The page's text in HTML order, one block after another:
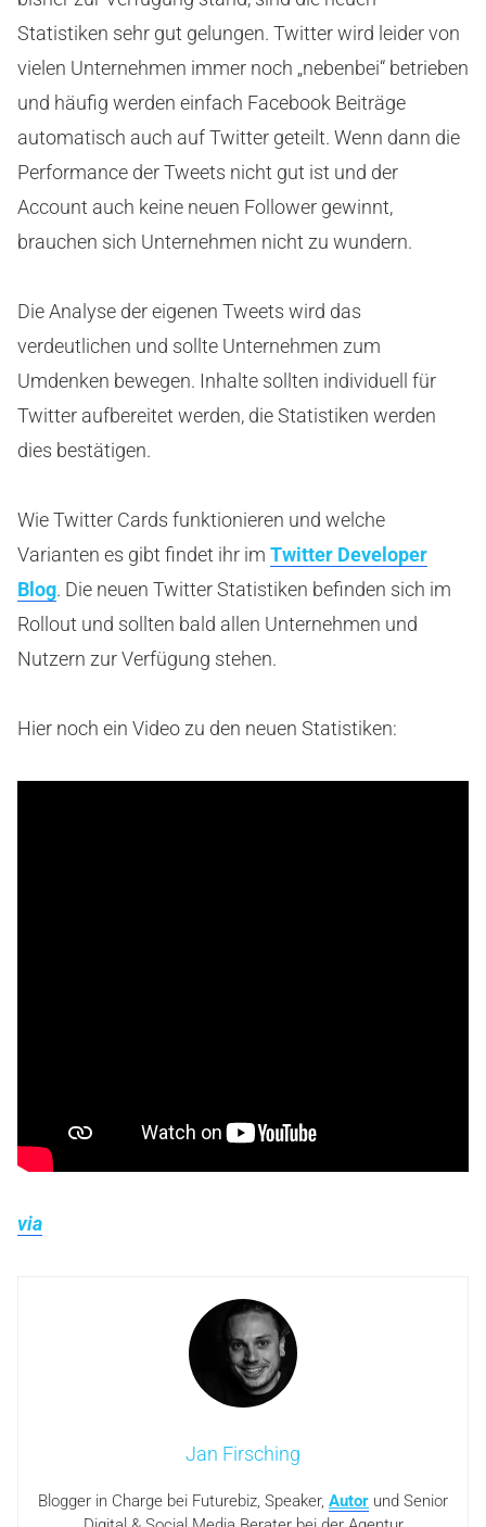
Statistiken sehr gut gelungen. Twitter wird leider von
vielen Unternehmen immer noch „nebenbei“ betrieben
und häufig werden einfach Facebook Beiträge
automatisch auch auf Twitter geteilt. Wenn dann die
Performance der Tweets nicht gut ist und der
Account auch keine neuen Follower gewinnt,
brauchen sich Unternehmen nicht zu wundern.
Die Analyse der eigenen Tweets wird das
verdeutlichen und sollte Unternehmen zum
Umdenken bewegen. Inhalte sollten individuell für
Twitter aufbereitet werden, die Statistiken werden
dies bestätigen.
Wie Twitter Cards funktionieren und welche
Varianten es gibt findet ihr im Twitter Developer
Blog. Die neuen Twitter Statistiken befinden sich im
Rollout und sollten bald allen Unternehmen und
Nutzern zur Verfügung stehen.
Hier noch ein Video zu den neuen Statistiken:
via
Jan Firsching
Blogger in Charge bei Futurebiz, Speaker, Autor und Senior